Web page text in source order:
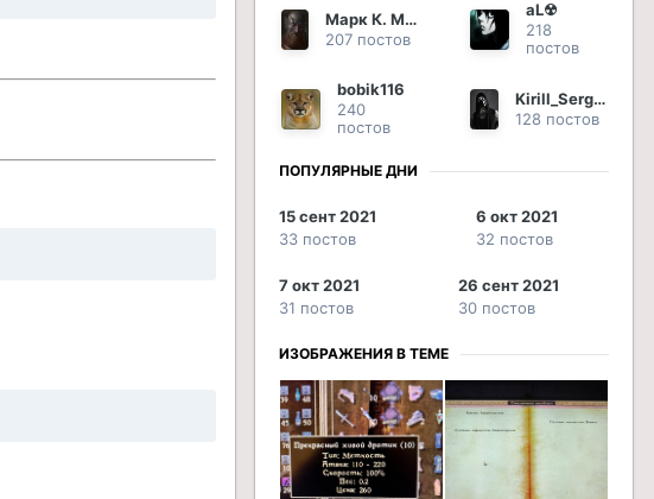
Марк К. Марцелл
207 постов
aL☢
218
постов
bobik116
240
постов
Kirill_Sergeevich
128 постов
ПОПУЛЯРНЫЕ ДНИ
15 сент 2021
33 постов
6 окт 2021
32 постов
7 окт 2021
31 постов
26 сент 2021
30 постов
ИЗОБРАЖЕНИЯ В ТЕМЕ